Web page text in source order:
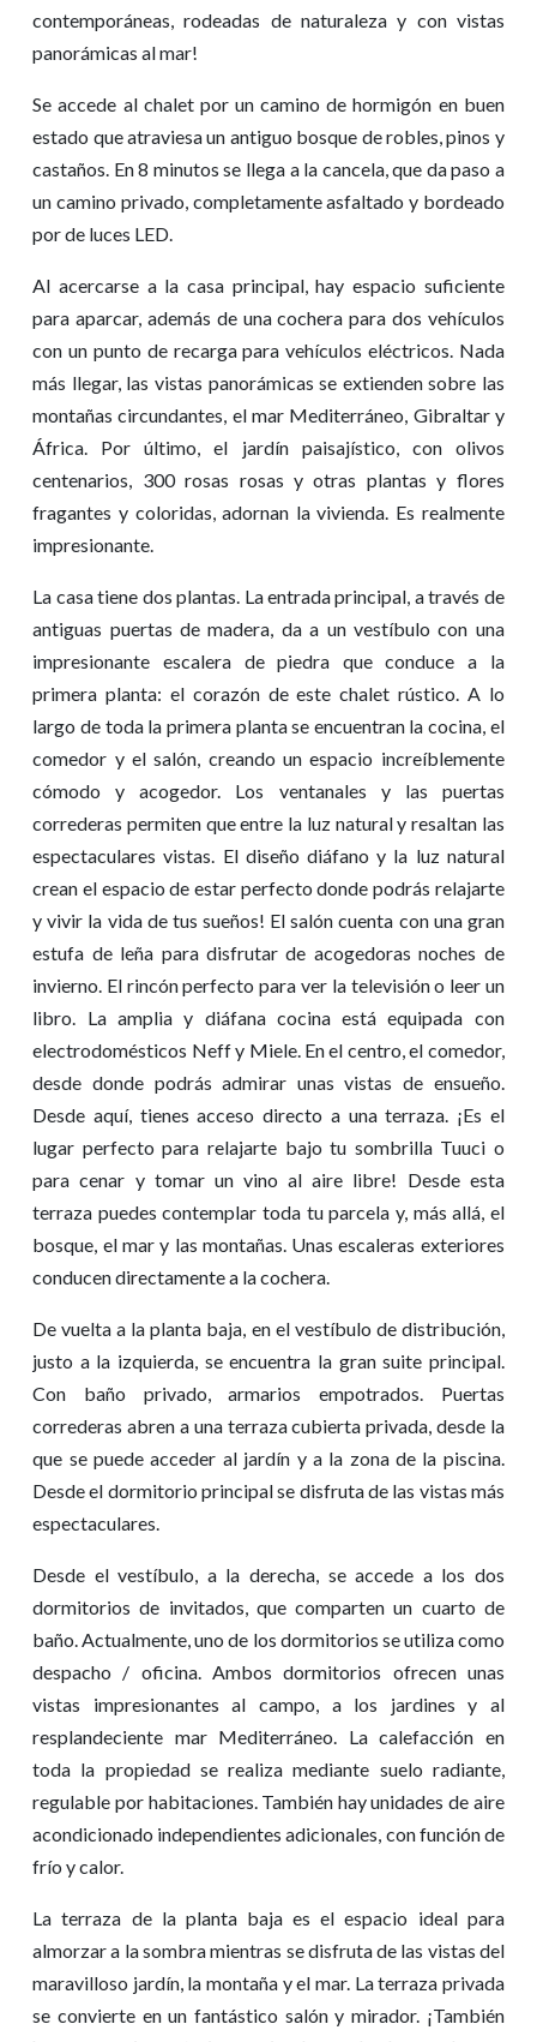
contemporáneas, rodeadas de naturaleza y con vistas
panorámicas al mar!
Se accede al chalet por un camino de hormigón en buen
estado que atraviesa un antiguo bosque de robles, pinos y
castaños. En 8 minutos se llega a la cancela, que da paso a
un camino privado, completamente asfaltado y bordeado
por de luces LED
Al acercarse a la casa principal, hay espacio suficiente
para aparcar, además de una cochera para dos vehículos
con un punto de recarga para vehículos eléctricos. Nada
más llegar, las vistas panorámicas se extienden sobre las
montañas circundantes, el mar Mediterráneo, Gibraltar y
África. Por último, el jardín paisajístico, con olivos
centenarios, 300 rosas rosas y otras plantas y flores
fragantes y coloridas, adornan la vivienda. Es realmente
impresionante.
La casa tiene dos plantas. La entrada principal, a través de
antiguas puertas de madera, da a un vestíbulo con una
impresionante escalera de piedra que conduce a la
primera planta: el corazón de este chalet rústico. A lo
largo de toda la primera planta se encuentran la cocina, el
comedor y el salón, creando un espacio increíblemente
cómodo y acogedor. Los ventanales y las puertas
correderas permiten que entre la luz natural y resaltan las
espectaculares vistas. El diseño diáfano y la luz natural
crean el espacio de estar perfecto donde podrás relajarte
y vivir la vida de tus sueños! El salón cuenta con una gran
estufa de leña para disfrutar de acogedoras noches de
invierno. El rincón perfecto para ver la televisión o leer un
libro. La amplia y diáfana cocina está equipada con
electrodomésticos Neff y Miele. En el centro, el comedor,
desde donde podrás admirar unas vistas de ensueño.
Desde aquí, tienes acceso directo a una terraza. ¡Es el
lugar perfecto para relajarte bajo tu sombrilla Tuuci o
para cenar y tomar un vino al aire libre! Desde esta
terraza puedes contemplar toda tu parcela y, más allá, el
bosque, el mar y las montañas. Unas escaleras exteriores
conducen directamente a la cochera.
De vuelta a la planta baja, en el vestíbulo de distribución,
justo a la izquierda, se encuentra la gran suite principal.
Con baño privado, armarios empotrados. Puertas
correderas abren a una terraza cubierta privada, desde la
que se puede acceder al jardín y a la zona de la piscina.
Desde el dormitorio principal se disfruta de las vistas más
espectaculares.
Desde el vestíbulo, a la derecha, se accede a los dos
dormitorios de invitados, que comparten un cuarto de
baño. Actualmente, uno de los dormitorios se utiliza como
despacho / oficina. Ambos dormitorios ofrecen unas
vistas impresionantes al campo, a los jardines y al
resplandeciente mar Mediterráneo. La calefacción en
toda la propiedad se realiza mediante suelo radiante,
regulable por habitaciones. También hay unidades de aire
acondicionado independientes adicionales, con función de
frío y calor.
La terraza de la planta baja es el espacio ideal para
almorzar a la sombra mientras se disfruta de las vistas del
maravilloso jardín, la montaña y el mar. La terraza privada
se convierte en un fantástico salón y mirador. ¡También